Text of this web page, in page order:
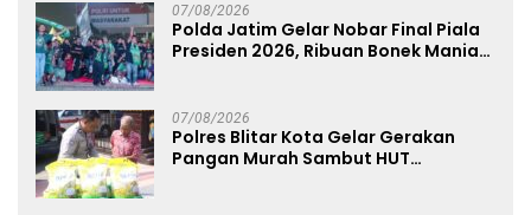
07/08/2026
Polda Jatim Gelar Nobar Final Piala
Presiden 2026, Ribuan Bonek Mania
07/08/2026
Polres Blitar Kota Gelar Gerakan
Pangan Murah Sambut HUT